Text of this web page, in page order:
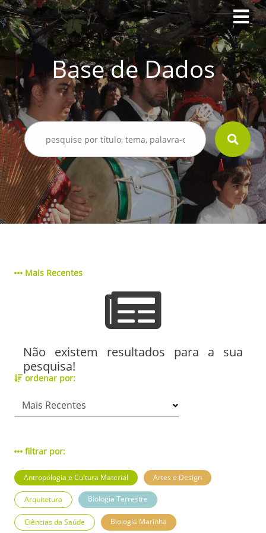
Base de Dados
Mais Recentes
Não existem resultados para a sua
pesquisa!
ordenar por:
filtrar por:
Antropologia e Cultura Material Artes e Design
Arquitetura Biologia Terrestre
Ciências da Saúde Biologia Marinha